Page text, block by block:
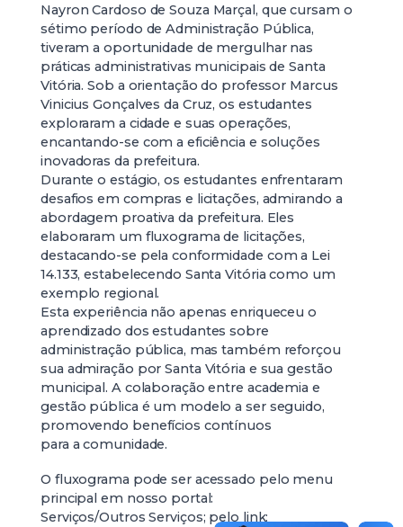
Nayron Cardoso de Souza Marçal, que cursam o
sétimo período de Administração Pública,
tiveram a oportunidade de mergulhar nas
práticas administrativas municipais de Santa
Vitória. Sob a orientação do professor Marcus
Vinicius Gonçalves da Cruz, os estudantes
exploraram a cidade e suas operações,
encantando-se com a eficiência e soluções
inovadoras da prefeitura.
Durante o estágio, os estudantes enfrentaram
desafios em compras e licitações, admirando a
abordagem proativa da prefeitura. Eles
elaboraram um fluxograma de licitações,
destacando-se pela conformidade com a Lei
14.133, estabelecendo Santa Vitória como um
exemplo regional.
Esta experiência não apenas enriqueceu o
aprendizado dos estudantes sobre
administração pública, mas também reforçou
sua admiração por Santa Vitória e sua gestão
municipal. A colaboração entre academia e
gestão pública é um modelo a ser seguido,
promovendo benefícios contínuos
para a comunidade.
O fluxograma pode ser acessado pelo menu
principal em nosso portal:
Serviços/Outros Serviços; pelo link: